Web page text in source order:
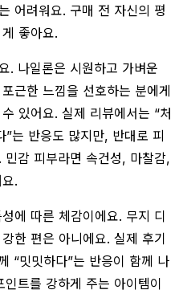
어려워요. 구매 전 자신의 평
좋아요.
. 나일론은 시원하고 가벼운
근한 느낌을 선호하는 분에게
있어요. 실제 리뷰에서는 “처
는 반응도 많지만, 반대로 피
감 피부라면 속건성, 마찰감,
.
에 따른 체감이에요. 무지 디
한 편은 아니에요. 실제 후기
“밋밋하다”는 반응이 함께 나
트를 강하게 주는 아이템이